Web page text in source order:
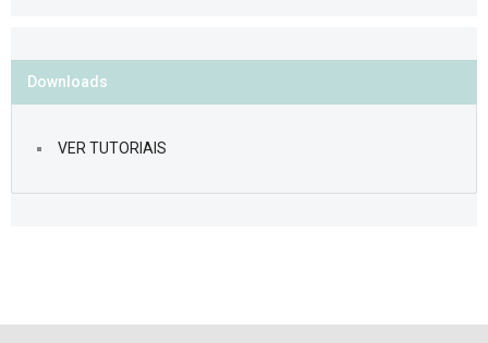
Downloads
VER TUTORIAIS